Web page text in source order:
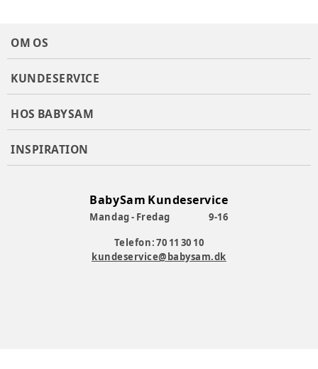
OM OS
KUNDESERVICE
HOS BABYSAM
INSPIRATION
BabySam Kundeservice
Mandag - Fredag
9-16
Telefon: 70 11 30 10
kundeservice@babysam.dk